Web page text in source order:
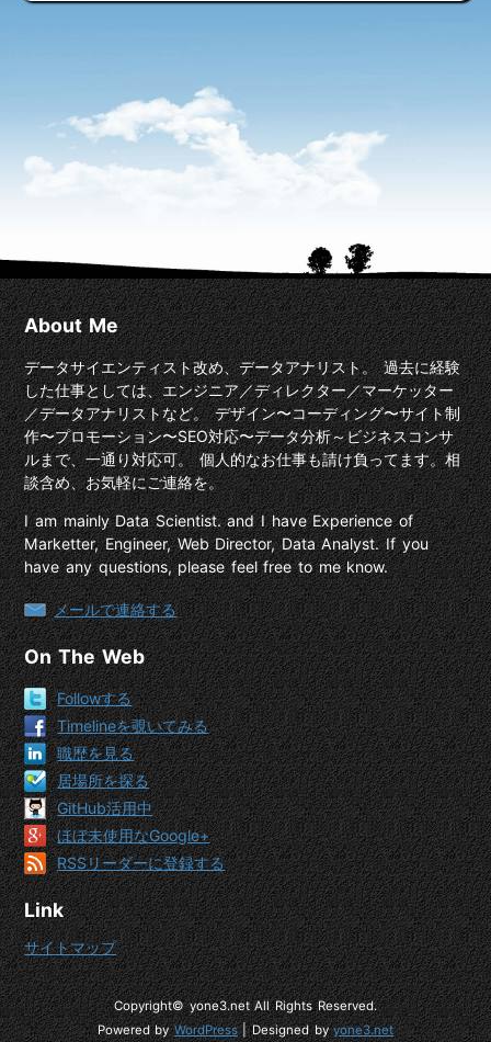
About Me
データサイエンティスト改め、データアナリスト。 過去に経験
した仕事としては、エンジニア／ディレクター／マーケッター
／データアナリストなど。 デザイン〜コーディング〜サイト制
作〜プロモーション〜SEO対応〜データ分析～ビジネスコンサ
ルまで、一通り対応可。 個人的なお仕事も請け負ってます。相
談含め、お気軽にご連絡を。
I am mainly Data Scientist. and I have Experience of
Marketter, Engineer, Web Director, Data Analyst. If you
have any questions, please feel free to me know.
メールで連絡する
On The Web
Followする
Timelineを覗いてみる
職歴を見る
居場所を探る
GitHub活用中
ほぼ未使用なGoogle+
RSSリーダーに登録する
Link
サイトマップ
Copyright© yone3.net All Rights Reserved.
Powered byWordPress| Designed byyone3.net